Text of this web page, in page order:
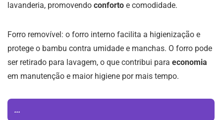
lavanderia, promovendo conforto e comodidade.
Forro removível: o forro interno facilita a higienização e
protege o bambu contra umidade e manchas. O forro pode
ser retirado para lavagem, o que contribui para economia
em manutenção e maior higiene por mais tempo.
...